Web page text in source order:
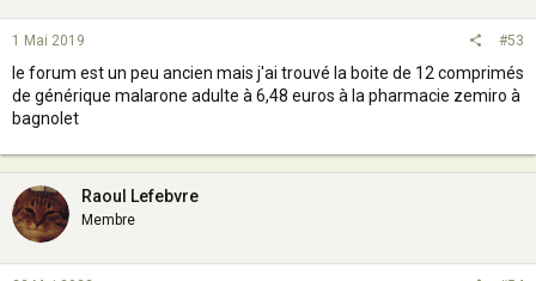
1 Mai 2019 #53
le forum est un peu ancien mais j'ai trouvé la boite de 12 comprimés
de générique malarone adulte à 6,48 euros à la pharmacie zemiro à
bagnolet
Raoul Lefebvre
Membre